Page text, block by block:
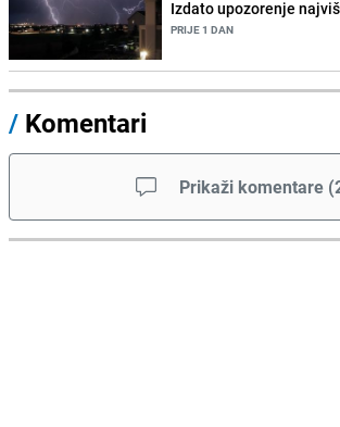
Izdato upozorenje
PRIJE 1 DAN
/ Komentari
Prikaži komentare (